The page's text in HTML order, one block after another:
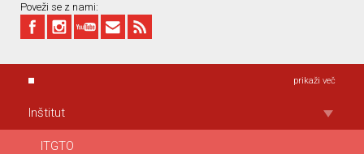
Poveži se z nami:
prikaži več
Inštitut
ITGTO